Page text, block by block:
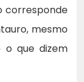
corresponde
mesmo
que dizem